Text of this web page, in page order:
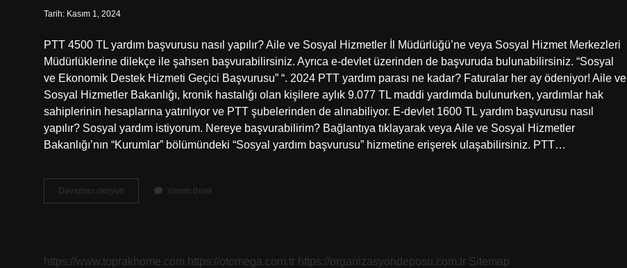
Tarih: Kasım 1, 2024
PTT 4500 TL yardım başvurusu nasıl yapılır? Aile ve Sosyal Hizmetler İl Müdürlüğü’ne veya Sosyal Hizmet Merkezleri
Müdürlüklerine dilekçe ile şahsen başvurabilirsiniz. Ayrıca e-devlet üzerinden de başvuruda bulunabilirsiniz. “Sosyal
ve Ekonomik Destek Hizmeti Geçici Başvurusu” “. 2024 PTT yardım parası ne kadar? Faturalar her ay ödeniyor! Aile ve
Sosyal Hizmetler Bakanlığı, kronik hastalığı olan kişilere aylık 9.077 TL maddi yardımda bulunurken, yardımlar hak
sahiplerinin hesaplarına yatırılıyor ve PTT şubelerinden de alınabiliyor. E-devlet 1600 TL yardım başvurusu nasıl
yapılır? Sosyal yardım istiyorum. Nereye başvurabilirim? Bağlantıya tıklayarak veya Aile ve Sosyal Hizmetler
Bakanlığı’nın “Kurumlar” bölümündeki “Sosyal yardım başvurusu” hizmetine erişerek ulaşabilirsiniz. PTT…
Devamını okuyun
Sosyal
Yorum Bırak
https://www.toprakhome.com https://otomega.com.tr https://organizasyondeposu.com.tr Sitemap